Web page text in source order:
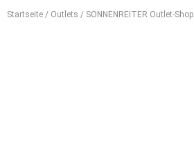
Startseite / Outlets / SONNENREITER Outlet-Shop